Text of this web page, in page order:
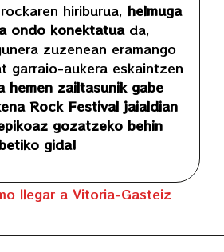
hiriburua, helmuga
ondo konektatuada,
zuzenean eramango
garraio-aukera eskaintzen
hemen zailtasunik gabe
Rock Festival jaialdian
gozatzeko behin
betiko gida!